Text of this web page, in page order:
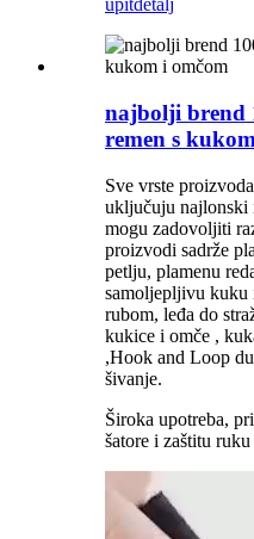
upitdetalj
najbolji brend
remen s
Sve vrste
uključuju najlonski
mogu zadovoljiti
proizvodi sadrže
petlju, plamenu
samoljepljivu kuku
rubom, leđa do
kukice i omče ,
,Hook and Loop
šivanje.
Široka upotreba,
šatore i zaštitu